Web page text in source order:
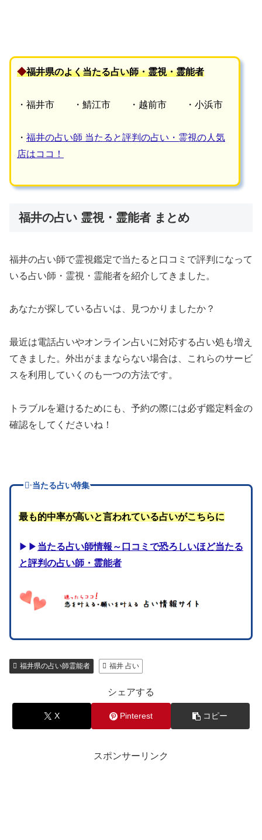
◆福井県のよく当たる占い師・霊視・霊能者
・福井市 ・鯖江市 ・越前市 ・小浜市
・ 福井の占い師 当たると評判の占い・霊視の人気
店はココ！
福井の占い 霊視・霊能者 まとめ
福井の占い師で霊視鑑定で当たると口コミで評判になって
いる占い師・霊視・霊能者を紹介してきました。
あなたが探している占いは、見つかりましたか？
最近は電話占いやオンライン占いに対応する占い処も増え
てきました。外出がままならない場合は、これらのサービ
スを利用していくのも一つの方法です。
トラブルを避けるためにも、予約の際には必ず鑑定料金の
確認をしてくださいね！
当たる占い特集
最も的中率が高いと言われている占いがこちらに
▶▶ 当たる占い師情報～口コミで恐ろしいほど当たる
と評判の占い師・霊能者
福井県の占い師霊能者 福井 占い
シェアする
X Pinterest コピー
スポンサーリンク